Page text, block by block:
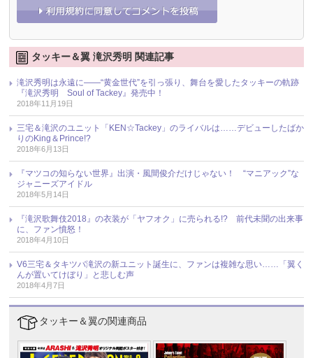
タッキー＆翼 滝沢秀明 関連記事
滝沢秀明は永遠に――“黄金世代”を引っ張り、舞台を愛したタッキーの軌跡
『滝沢秀明 Soul of Tackey』発売中！
2018年11月19日
三宅＆滝沢のユニット「KEN☆Tackey」のライバルは……デビューしたばか
りのKing＆Prince!?
2018年6月13日
『マツコの知らない世界』出演・風間俊介だけじゃない！ “マニアック”な
ジャニーズアイドル
2018年5月14日
『滝沢歌舞伎2018』の衣装が「ヤフオク」に売られる!? 前代未聞の出来事
に、ファン憤怒！
2018年4月10日
V6三宅＆タキツバ滝沢の新ユニット誕生に、ファンは複雑な思い……「翼く
んが置いてけぼり」と悲しむ声
2018年4月7日
タッキー＆翼の関連商品